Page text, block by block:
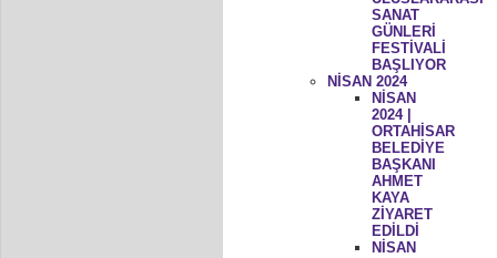
SANAT
GÜNLERİ
FESTİVALİ
BAŞLIYOR
NİSAN 2024
NİSAN
2024 |
ORTAHİSAR
BELEDİYE
BAŞKANI
AHMET
KAYA
ZİYARET
EDİLDİ
NİSAN